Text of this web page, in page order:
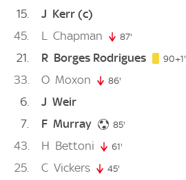
15
J Kerr (c)
45
L Chapman 87'
21 R Borges Rodrigues 90+1'
33 O Moxon 86'
6 J Weir
7
F Murray 85'
43 H Bettoni 61'
25 C Vickers 45'